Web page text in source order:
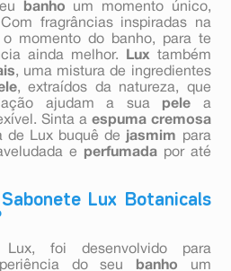
banho um momento único,
fragrâncias inspiradas na
o momento do banho, para te
ainda melhor.
Luxtambém
, uma mistura de ingredientes
, extraídos da natureza, que
ajudam a suapele a
Sinta a espuma cremosa
de Lux buquê de jasmim
para
e perfumadapor até
Lux Botanicals
foi desenvolvido para
do seu
banho um